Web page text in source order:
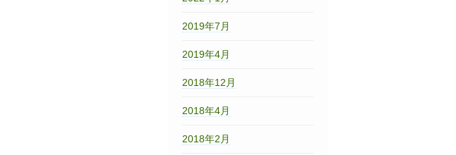
2019年7月
2019年4月
2018年12月
2018年4月
2018年2月